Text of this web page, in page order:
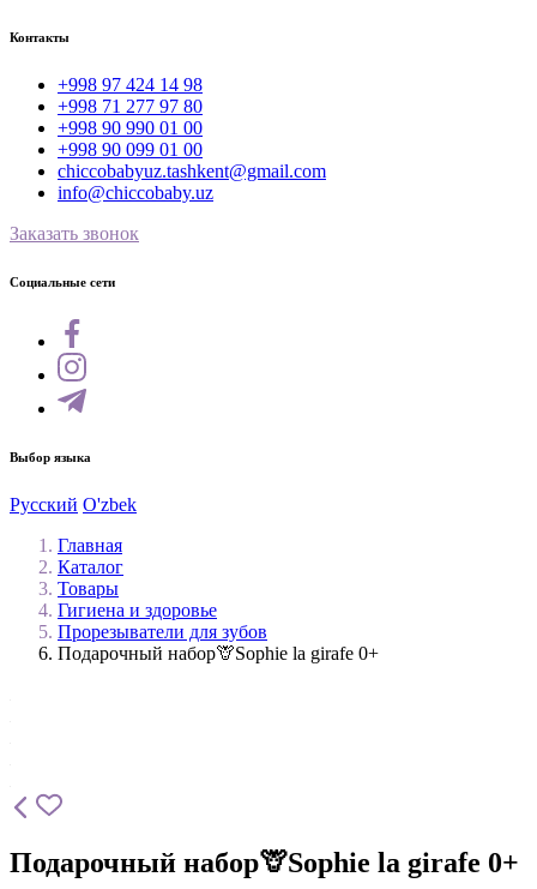
Контакты
+998 97 424 14 98
+998 71 277 97 80
+998 90 990 01 00
+998 90 099 01 00
chiccobabyuz.tashkent@gmail.com
info@chiccobaby.uz
Заказать звонок
Социальные сети
Выбор языка
Русский O'zbek
Главная
Каталог
Товары
Гигиена и здоровье
Прорезыватели для зубов
Подарочный набор🦒Sophie la girafe 0+
Подарочный набор🦒Sophie la girafe 0+